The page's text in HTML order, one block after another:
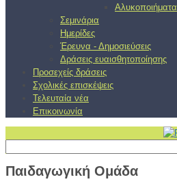
Αλυκοποιήματα
Σεμινάρια
Ημερίδες
Έρευνα - Δημοσιεύσεις
Δράσεις ευαισθητοποίησης
Προσεχείς δράσεις
Σχολικές επισκέψεις
Τελευταία νέα
Επικοινωνία
Παιδαγωγική Ομάδα